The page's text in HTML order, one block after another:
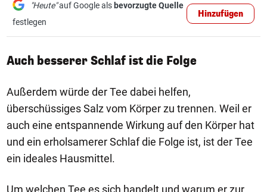
"Heute"auf Google als bevorzugte Quelle
festlegen
Hinzufügen
Auch besserer Schlaf ist die Folge
Außerdem würde der Tee dabei helfen,
überschüssiges Salz vom Körper zu trennen. Weil er
auch eine entspannende Wirkung auf den Körper hat
und ein erholsamerer Schlaf die Folge ist, ist der Tee
ein ideales Hausmittel.
Um welchen Tee es sich handelt und warum er zur